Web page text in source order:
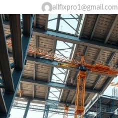
allfixpro1@gmail.com